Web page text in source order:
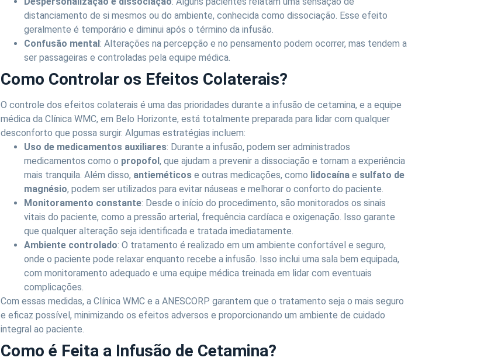
distanciamento de si mesmos ou do ambiente, conhecida como dissociação. Esse efeito
geralmente é temporário e diminui após o término da infusão.
Confusão mental: Alterações na percepção e no pensamento podem ocorrer, mas tendem a
ser passageiras e controladas pela equipe médica.
Como Controlar os Efeitos Colaterais?
O controle dos efeitos colaterais é uma das prioridades durante a infusão de cetamina, e a equipe
médica da Clínica WMC, em Belo Horizonte, está totalmente preparada para lidar com qualquer
desconforto que possa surgir. Algumas estratégias incluem:
Uso de medicamentos auxiliares: Durante a infusão, podem ser administrados
medicamentos como o propofol, que ajudam a prevenir a dissociação e tornam a experiência
mais tranquila. Além disso, antieméticos e outras medicações, como lidocaína e sulfato de
magnésio, podem ser utilizados para evitar náuseas e melhorar o conforto do paciente.
Monitoramento constante: Desde o início do procedimento, são monitorados os sinais
vitais do paciente, como a pressão arterial, frequência cardíaca e oxigenação. Isso garante
que qualquer alteração seja identificada e tratada imediatamente.
Ambiente controlado: O tratamento é realizado em um ambiente confortável e seguro,
onde o paciente pode relaxar enquanto recebe a infusão. Isso inclui uma sala bem equipada,
com monitoramento adequado e uma equipe médica treinada em lidar com eventuais
complicações.
Com essas medidas, a Clínica WMC e a ANESCORP garantem que o tratamento seja o mais seguro
e eficaz possível, minimizando os efeitos adversos e proporcionando um ambiente de cuidado
integral ao paciente.
Como é Feita a Infusão de Cetamina?